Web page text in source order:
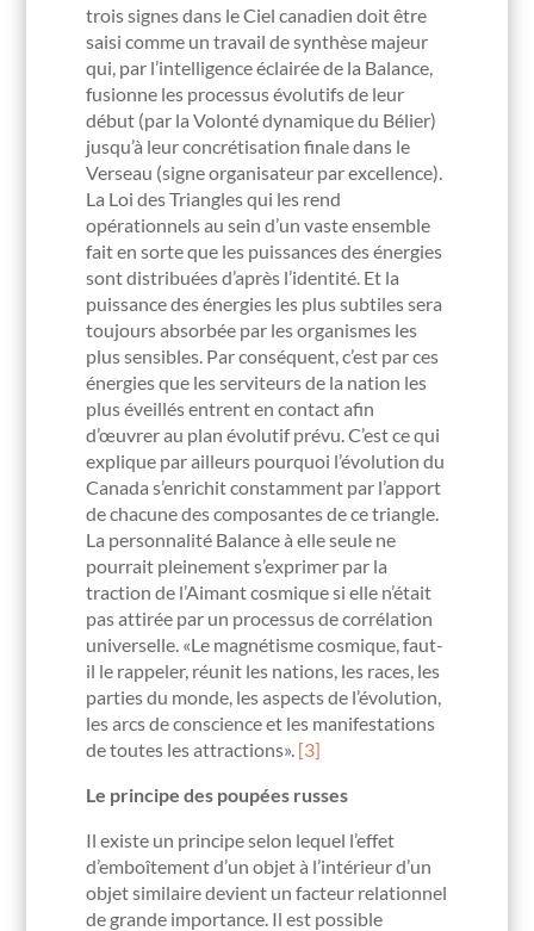
trois signes dans le Ciel canadien doit être
saisi comme un travail de synthèse majeur
qui, par l’intelligence éclairée de la Balance,
fusionne les processus évolutifs de leur
début (par la Volonté dynamique du Bélier)
jusqu’à leur concrétisation finale dans le
Verseau (signe organisateur par excellence).
La Loi des Triangles qui les rend
opérationnels au sein d’un vaste ensemble
fait en sorte que les puissances des énergies
sont distribuées d’après l’identité. Et la
puissance des énergies les plus subtiles sera
toujours absorbée par les organismes les
plus sensibles. Par conséquent, c’est par ces
énergies que les serviteurs de la nation les
plus éveillés entrent en contact afin
d’œuvrer au plan évolutif prévu. C’est ce qui
explique par ailleurs pourquoi l’évolution du
Canada s’enrichit constamment par l’apport
de chacune des composantes de ce triangle.
La personnalité Balance à elle seule ne
pourrait pleinement s’exprimer par la
traction de l’Aimant cosmique si elle n’était
pas attirée par un processus de corrélation
universelle. «Le magnétisme cosmique, faut-
il le rappeler, réunit les nations, les races, les
parties du monde, les aspects de l’évolution,
les arcs de conscience et les manifestations
de toutes les attractions». [3]
Le principe des poupées russes
Il existe un principe selon lequel l’effet
d’emboîtement d’un objet à l’intérieur d’un
objet similaire devient un facteur relationnel
de grande importance. Il est possible